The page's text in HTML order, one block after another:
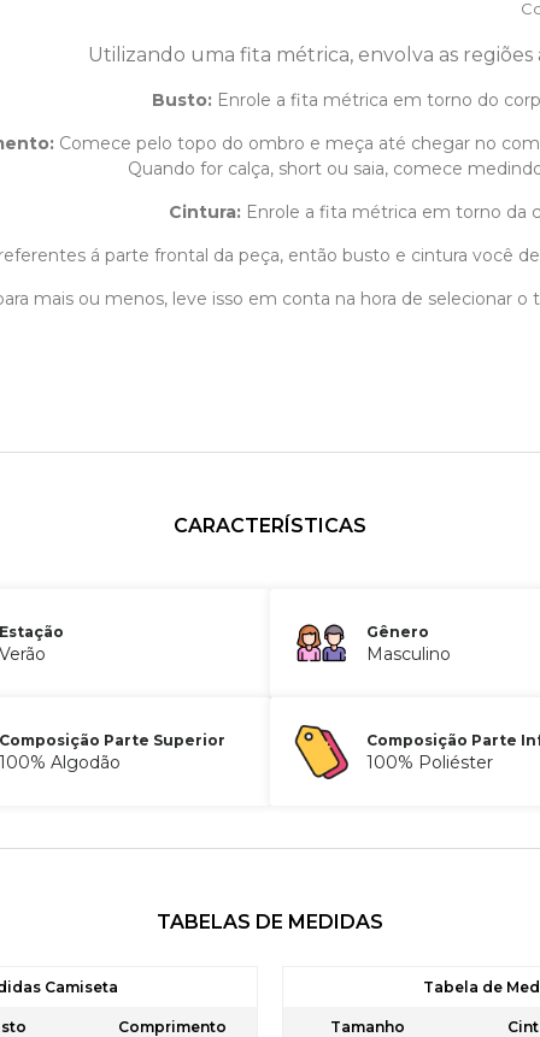
Utilizando uma fita métrica, envolva as regiões
Busto: Enrole a fita métrica em torno do
: Comece pelo topo do ombro e meça até chegar no
Quando for calça, short ou saia, comece
Cintura: Enrole a fita métrica em torno da
á parte frontal da peça, então busto e cintura você
mais ou menos, leve isso em conta na hora de selecionar o
CARACTERÍSTICAS
Estação
Verão
Gênero
Masculino
Composição Parte Superior
100% Algodão
Composição Parte
100% Poliéster
TABELAS DE MEDIDAS
Camiseta
Comprimento
Tabela de
Tamanho